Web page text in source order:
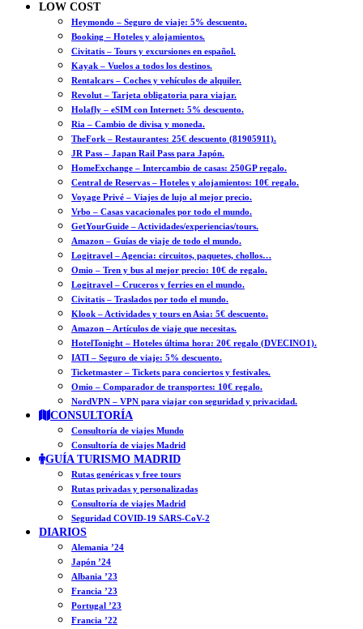
LOW COST
Heymondo – Seguro de viaje: 5% descuento.
Booking – Hoteles y alojamientos.
Civitatis – Tours y excursiones en español.
Kayak – Vuelos a todos los destinos.
Rentalcars – Coches y vehículos de alquiler.
Revolut – Tarjeta obligatoria para viajar.
Holafly – eSIM con Internet: 5% descuento.
Ria – Cambio de divisa y moneda.
TheFork – Restaurantes: 25€ descuento (81905911).
JR Pass – Japan Rail Pass para Japón.
HomeExchange – Intercambio de casas: 250GP regalo.
Central de Reservas – Hoteles y alojamientos: 10€ regalo.
Voyage Privé – Viajes de lujo al mejor precio.
Vrbo – Casas vacacionales por todo el mundo.
GetYourGuide – Actividades/experiencias/tours.
Amazon – Guías de viaje de todo el mundo.
Logitravel – Agencia: circuitos, paquetes, chollos…
Omio – Tren y bus al mejor precio: 10€ de regalo.
Logitravel – Cruceros y ferries en el mundo.
Civitatis – Traslados por todo el mundo.
Klook – Actividades y tours en Asia: 5€ descuento.
Amazon – Artículos de viaje que necesitas.
HotelTonight – Hoteles última hora: 20€ regalo (DVECINO1).
IATI – Seguro de viaje: 5% descuento.
Ticketmaster – Tickets para conciertos y festivales.
Omio – Comparador de transportes: 10€ regalo.
NordVPN – VPN para viajar con seguridad y privacidad.
CONSULTORÍA
Consultoría de viajes Mundo
Consultoría de viajes Madrid
GUÍA TURISMO MADRID
Rutas genéricas y free tours
Rutas privadas y personalizadas
Consultoría de viajes Madrid
Seguridad COVID-19 SARS-CoV-2
DIARIOS
Alemania ’24
Japón ’24
Albania ’23
Francia ’23
Portugal ’23
Francia ’22